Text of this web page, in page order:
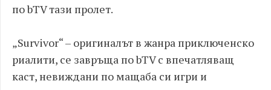
по bTV тази пролет.
„Survivor“ – оригиналът в жанра приключенско
риалити, се завръща по bTV с впечатляващ
каст, невиждани по мащаба си игри и